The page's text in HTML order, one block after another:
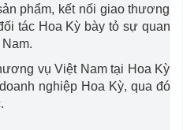
phẩm, kết nối giao thương
tác Hoa Kỳ bày tỏ sự quan
vụ Việt Nam tại Hoa Kỳ
nghiệp Hoa Kỳ, qua đó